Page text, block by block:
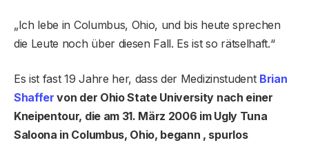
„Ich lebe in Columbus, Ohio, und bis heute sprechen
die Leute noch über diesen Fall. Es ist so rätselhaft.“
Es ist fast 19 Jahre her, dass der Medizinstudent Brian
Shaffer von der Ohio State University nach einer
Kneipentour, die am 31. März 2006 im Ugly Tuna
Saloona in Columbus, Ohio, begann , spurlos